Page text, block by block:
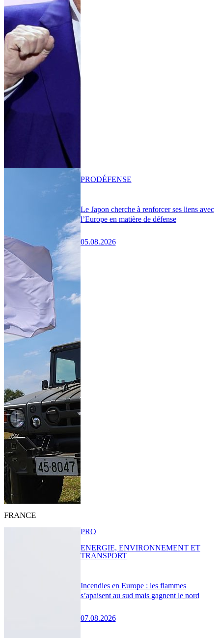
Le Japon cherche à renforcer ses liens avec
l’Europe en matière de défense
05.08.2026
PRODÉFENSE
FRANCE
Incendies en Europe : les flammes
s’apaisent au sud mais gagnent le nord
07.08.2026
PRO
ENERGIE, ENVIRONNEMENT ET
TRANSPORT